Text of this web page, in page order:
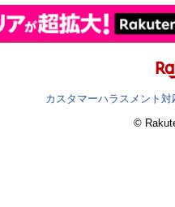
カスタマーハラスメント対
©